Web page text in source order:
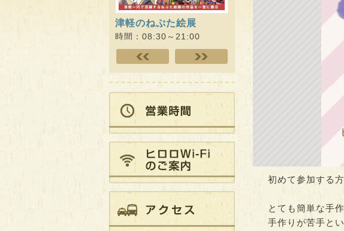
初めて参加する
とても簡単な手
手作りが苦手と
津軽のねぷた絵展
時間：08:30～21:00
ひろさき演劇未来プロジ